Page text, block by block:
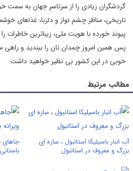
گردشگران زیادی را از سرتاسر جهان به
تاریخی، مناظر چشم نواز و دلربا، غذاهای
پیوند خورده با هویت ملی، زیباترین خاطرات را
پس همین امروز چمدان تان را ببندید و
خوبی در این کشور بی نظیر خواهید داشت.
مطالب مرتبط
آب انبار باسیلیکا استانبول ، سازه ای
بزرگ و معروف در استانبول
جاهای